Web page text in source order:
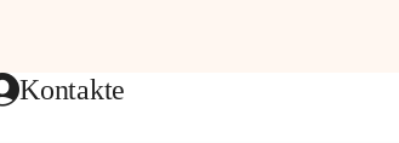
Kontakte